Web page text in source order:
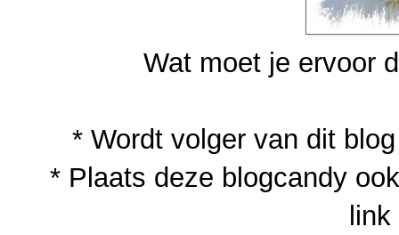
Wat moet je ervoor
* Wordt volger van dit
* Plaats deze blogcandy
link